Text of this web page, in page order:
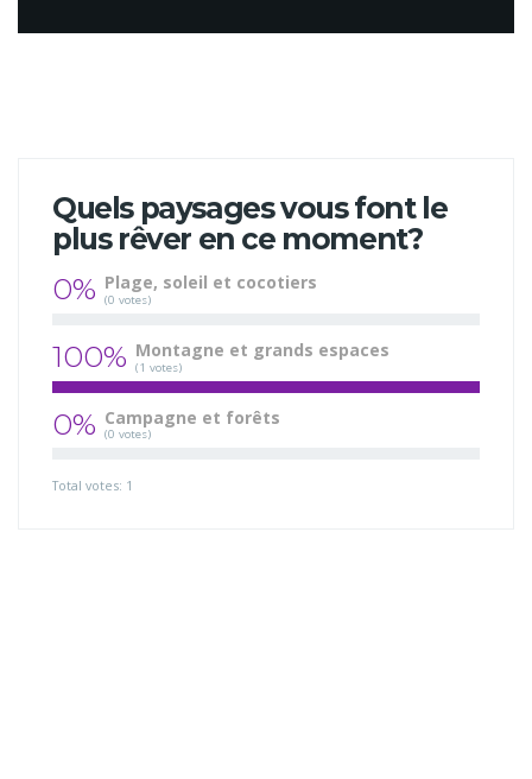
Quels paysages vous font le
plus rêver en ce moment?
0% Plage, soleil et cocotiers
(0 votes)
100% Montagne et grands espaces
(1 votes)
0% Campagne et forêts
(0 votes)
Total votes: 1